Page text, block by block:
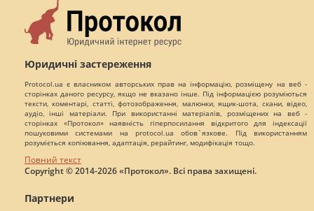
Юридичні застереження
Protocol.ua є власником авторських прав на інформацію, розміщену на веб -
сторінках даного ресурсу, якщо не вказано інше. Під інформацією розуміються
тексти, коментарі, статті, фотозображення, малюнки, ящик-шота, скани, відео,
аудіо, інші матеріали. При використанні матеріалів, розміщених на веб -
сторінках «Протокол» наявність гіперпосилання відкритого для індексації
пошуковими системами на protocol.ua обов`язкове. Під використанням
розуміється копіювання, адаптація, рерайтинг, модифікація тощо.
Повний текст
Copyright © 2014-2026 «Протокол». Всі права захищені.
Партнери